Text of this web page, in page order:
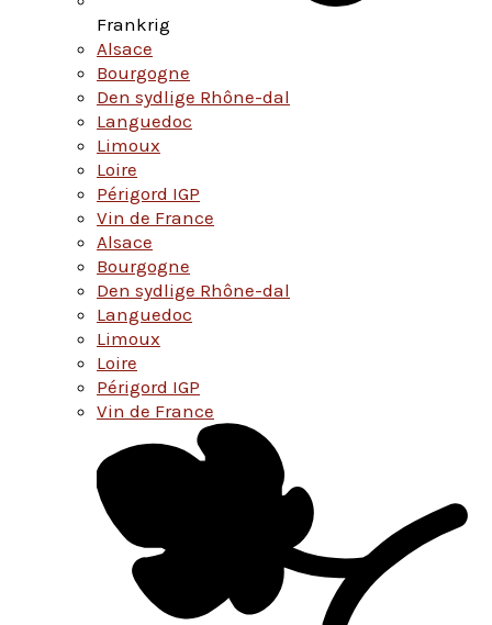
Frankrig
Alsace
Bourgogne
Den sydlige Rhône-dal
Languedoc
Limoux
Loire
Périgord IGP
Vin de France
Alsace
Bourgogne
Den sydlige Rhône-dal
Languedoc
Limoux
Loire
Périgord IGP
Vin de France